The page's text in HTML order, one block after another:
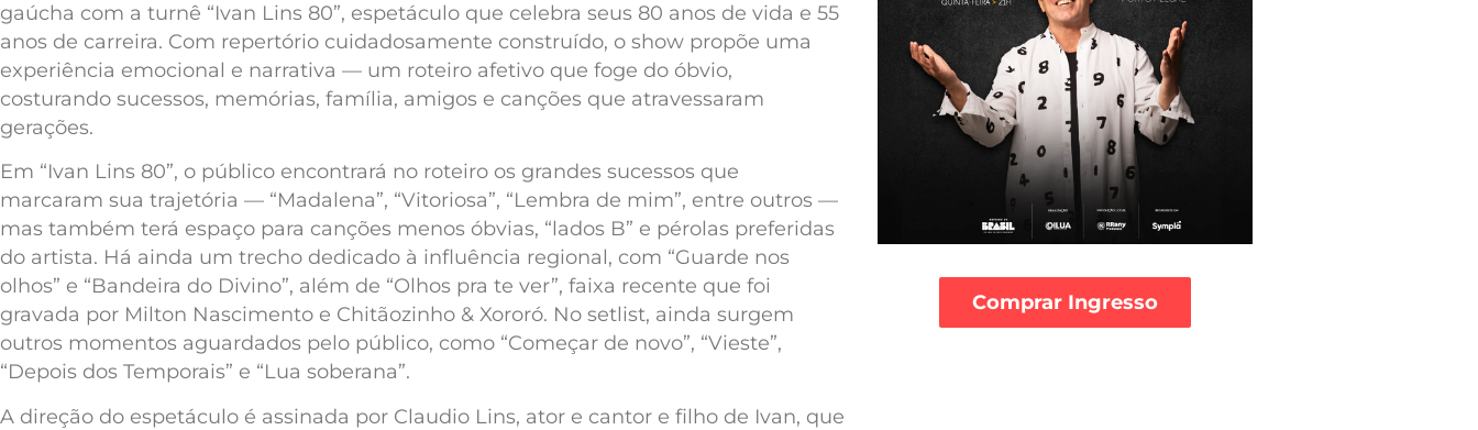
gaúcha com a turnê “Ivan Lins 80”, espetáculo que celebra seus 80 anos de vida e 55
anos de carreira. Com repertório cuidadosamente construído, o show propõe uma
experiência emocional e narrativa — um roteiro afetivo que foge do óbvio,
costurando sucessos, memórias, família, amigos e canções que atravessaram
gerações.
Em “Ivan Lins 80”, o público encontrará no roteiro os grandes sucessos que
marcaram sua trajetória — “Madalena”, “Vitoriosa”, “Lembra de mim”, entre outros —
mas também terá espaço para canções menos óbvias, “lados B” e pérolas preferidas
do artista. Há ainda um trecho dedicado à influência regional, com “Guarde nos
olhos” e “Bandeira do Divino”, além de “Olhos pra te ver”, faixa recente que foi
gravada por Milton Nascimento e Chitãozinho & Xororó. No setlist, ainda surgem
outros momentos aguardados pelo público, como “Começar de novo”, “Vieste”,
“Depois dos Temporais” e “Lua soberana”.
A direção do espetáculo é assinada por Claudio Lins, ator e cantor e filho de Ivan, que
Comprar Ingresso